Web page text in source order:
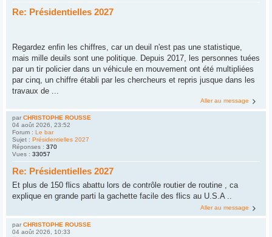
Re: Présidentielles 2027
Regardez enfin les chiffres, car un deuil n'est pas une statistique,
mais mille deuils sont une politique. Depuis 2017, les personnes tuées
par un tir policier dans un véhicule en mouvement ont été multipliées
par cinq, un chiffre établi par les chercheurs et repris jusque dans les
travaux de ...
Aller au message
par CHRISTOPHE ROUSSE
04 août 2026, 23:52
Forum : Le bar
Sujet : Présidentielles 2027
Réponses : 370
Vues : 33057
Re: Présidentielles 2027
Et plus de 150 flics abattu lors de contrôle routier de routine , ca
explique en grande parti la gachette facile des flics au U.S.A ..
Aller au message
par CHRISTOPHE ROUSSE
04 août 2026, 10:33